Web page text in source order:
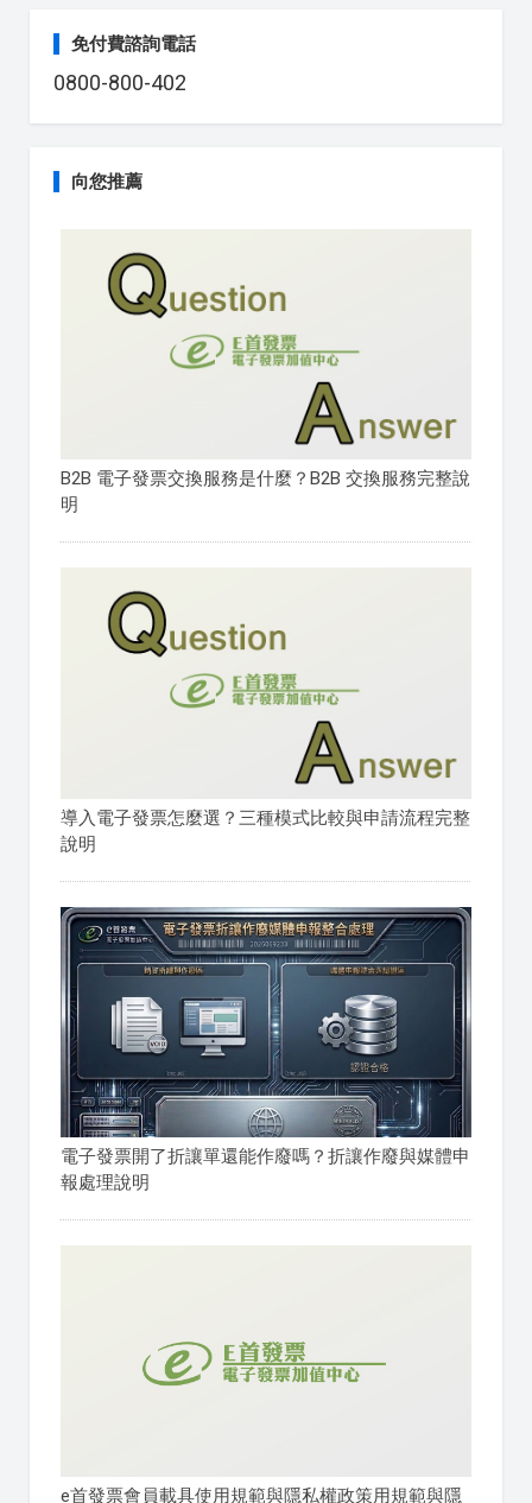
免付費諮詢電話
0800-800-402
向您推薦
B2B 電子發票交換服務是什麼？B2B 交換服務完整說
明
導入電子發票怎麼選？三種模式比較與申請流程完整
說明
電子發票開了折讓單還能作廢嗎？折讓作廢與媒體申
報處理說明
e首發票會員載具使用規範與隱私權政策用規範與隱